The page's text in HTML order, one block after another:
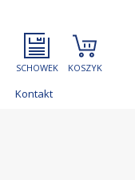
SCHOWEK KOSZYK
Kontakt